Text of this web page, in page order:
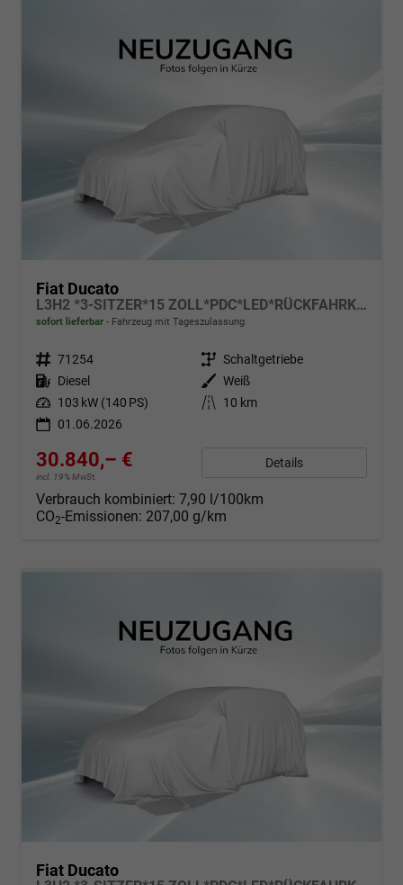
Fiat Ducato
L3H2 *3-SITZER*15 ZOLL*PDC*LED*RÜCKFAHRKAMERA*DAB*KLIMA*HECKTÜRE 260°*
sofort lieferbar Fahrzeug mit Tageszulassung
Fahrzeugnr. 71254 Getriebe Schaltgetriebe
Kraftstoff Diesel Außenfarbe Weiß
Leistung 103 kW (140 PS) Kilometerstand
10 km
01.06.2026
30.840,– €
incl. 19% MwSt.
Details
Verbrauch kombiniert: 7,90 l/100km
CO2-Emissionen: 207,00 g/km
Fiat Ducato